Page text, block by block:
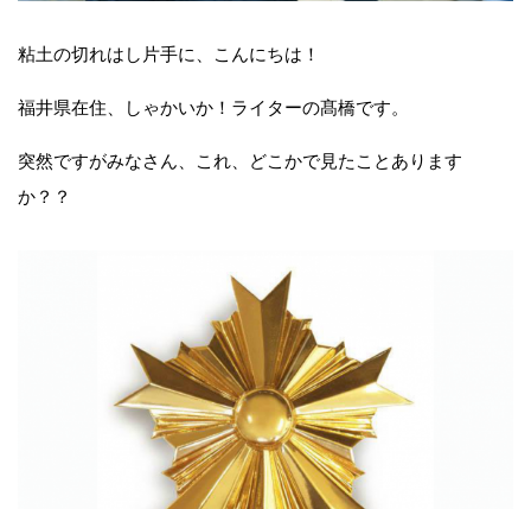
粘土の切れはし片手に、こんにちは！
福井県在住、しゃかいか！ライターの髙橋です。
突然ですがみなさん、これ、どこかで見たことあります
か？？